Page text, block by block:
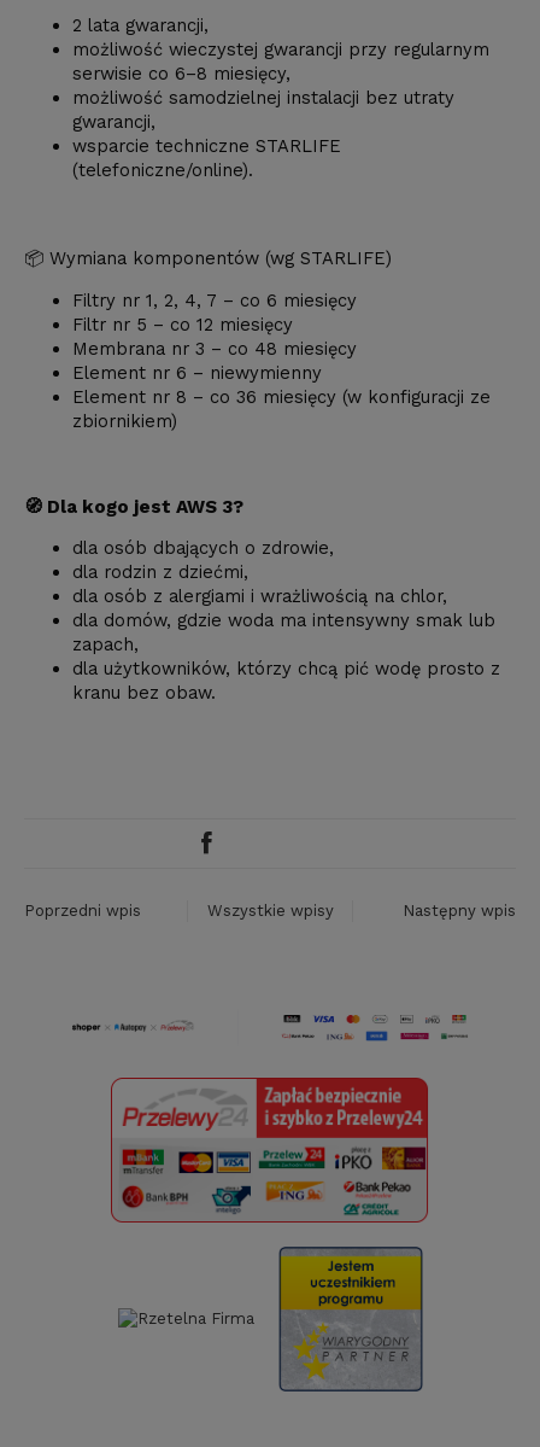
2 lata gwarancji,
możliwość wieczystej gwarancji przy regularnym
serwisie co 6–8 miesięcy,
możliwość samodzielnej instalacji bez utraty
gwarancji,
wsparcie techniczne STARLIFE
(telefoniczne/online).
📦 Wymiana komponentów (wg STARLIFE)
Filtry nr 1, 2, 4, 7 – co 6 miesięcy
Filtr nr 5 – co 12 miesięcy
Membrana nr 3 – co 48 miesięcy
Element nr 6 – niewymienny
Element nr 8 – co 36 miesięcy (w konfiguracji ze
zbiornikiem)
🧭 Dla kogo jest AWS 3?
dla osób dbających o zdrowie,
dla rodzin z dziećmi,
dla osób z alergiami i wrażliwością na chlor,
dla domów, gdzie woda ma intensywny smak lub
zapach,
dla użytkowników, którzy chcą pić wodę prosto z
kranu bez obaw.
Poprzedni wpis Wszystkie wpisy Następny wpis